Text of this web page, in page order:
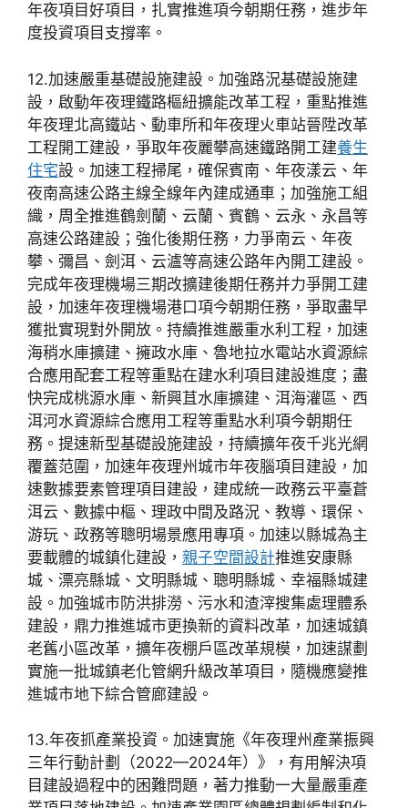
年夜項目好項目，扎實推進項今朝期任務，進步年
度投資項目支撐率。
12.加速嚴重基礎設施建設。加強路況基礎設施建
設，啟動年夜理鐵路樞紐擴能改革工程，重點推進
年夜理北高鐵站、動車所和年夜理火車站晉陞改革
工程開工建設，爭取年夜麗攀高速鐵路開工建養生
住宅設。加速工程掃尾，確保賓南、年夜漾云、年
夜南高速公路主線全線年內建成通車；加強施工組
織，周全推進鶴劍蘭、云蘭、賓鶴、云永、永昌等
高速公路建設；強化後期任務，力爭南云、年夜
攀、彌昌、劍洱、云瀘等高速公路年內開工建設。
完成年夜理機場三期改擴建後期任務并力爭開工建
設，加速年夜理機場港口項今朝期任務，爭取盡早
獲批實現對外開放。持續推進嚴重水利工程，加速
海稍水庫擴建、擁政水庫、魯地拉水電站水資源綜
合應用配套工程等重點在建水利項目建設進度；盡
快完成桃源水庫、新興苴水庫擴建、洱海灌區、西
洱河水資源綜合應用工程等重點水利項今朝期任
務。提速新型基礎設施建設，持續擴年夜千兆光網
覆蓋范圍，加速年夜理州城市年夜腦項目建設，加
速數據要素管理項目建設，建成統一政務云平臺蒼
洱云、數據中樞、理政中間及路況、教導、環保、
游玩、政務等聰明場景應用專項。加速以縣城為主
要載體的城鎮化建設， 親子空間設計推進安康縣
城、漂亮縣城、文明縣城、聰明縣城、幸福縣城建
設。加強城市防洪排澇、污水和渣滓搜集處理體系
建設，鼎力推進城市更換新的資料改革，加速城鎮
老舊小區改革，擴年夜棚戶區改革規模，加速謀劃
實施一批城鎮老化管網升級改革項目，隨機應變推
進城市地下綜合管廊建設。
13.年夜抓產業投資。加速實施《年夜理州產業振興
三年行動計劃（2022—2024年）》，有用解決項
目建設過程中的困難問題，著力推動一大量嚴重產